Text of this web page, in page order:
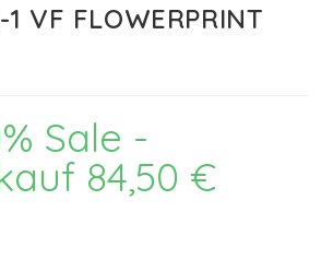
1 VF FLOWERPRINT
€
Sale -
84,50€